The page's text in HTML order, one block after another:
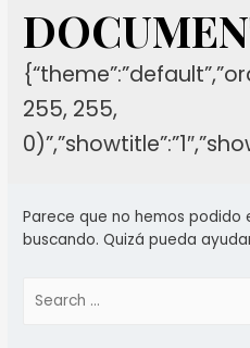
255, 255,
Parece que no hemos podido
buscando. Quizá pueda